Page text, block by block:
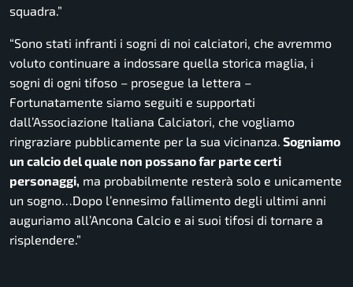
squadra.”
“Sono stati infranti i sogni di noi calciatori, che avremmo
voluto continuare a indossare quella storica maglia, i
sogni di ogni tifoso – prosegue la lettera –
Fortunatamente siamo seguiti e supportati
dall’Associazione Italiana Calciatori, che vogliamo
ringraziare pubblicamente per la sua vicinanza. Sogniamo
un calcio del quale non possano far parte certi
personaggi, ma probabilmente resterà solo e unicamente
un sogno…Dopo l’ennesimo fallimento degli ultimi anni
auguriamo all’Ancona Calcio e ai suoi tifosi di tornare a
risplendere.”